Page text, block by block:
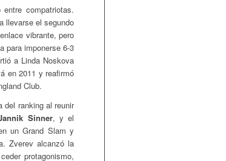
compatriotas.
llevarse el segundo
vibrante, pero
para imponerse 6-3
a Linda Noskova
en 2011 y reafirmó
Club.
del ranking al reunir
Sinner, y el
un Grand Slam y
Zverev alcanzó la
protagonismo,